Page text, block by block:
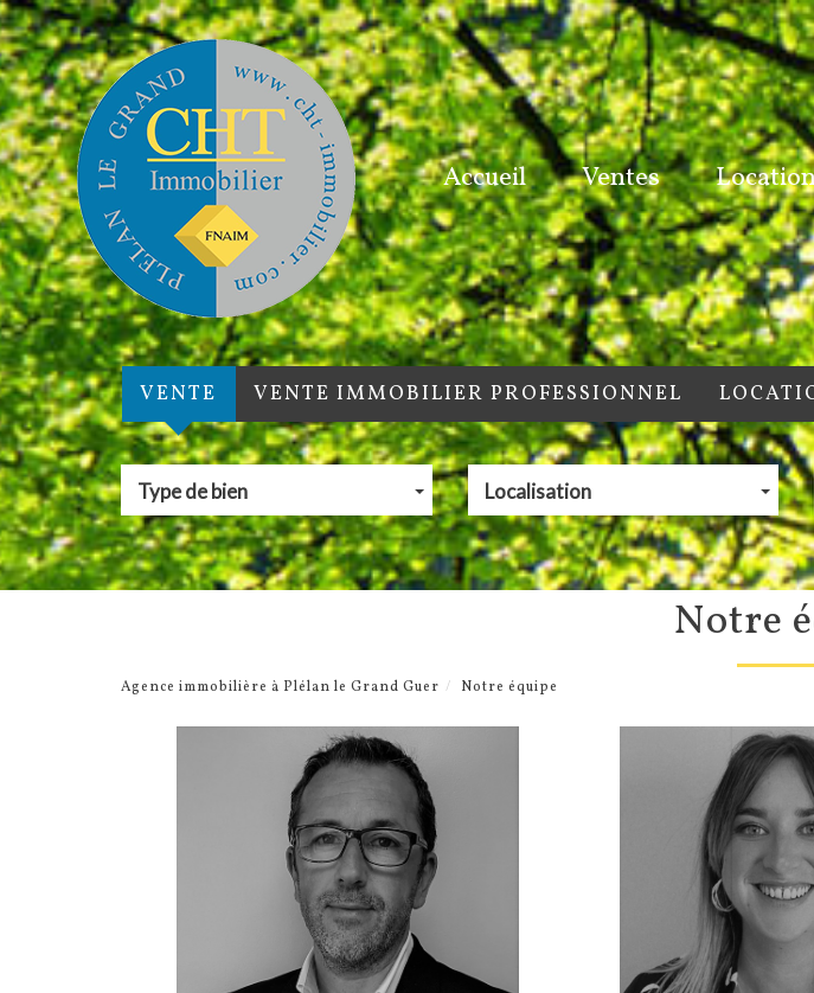
Accueil Ventes
VENTE VENTE IMMOBILIER PROFESSIONNEL
Type de bien Localisation
notre
Agence immobilière à Plélan le Grand Guer Notre équipe